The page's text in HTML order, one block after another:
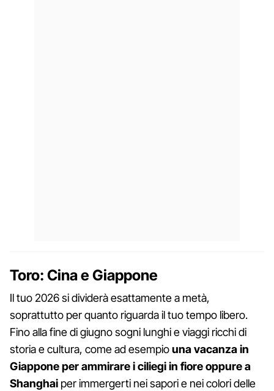
Toro: Cina e Giappone
Il tuo 2026 si dividerà esattamente a metà,
soprattutto per quanto riguarda il tuo tempo libero.
Fino alla fine di giugno sogni lunghi e viaggi ricchi di
storia e cultura, come ad esempiouna vacanza in
Giappone per ammirare i ciliegi in fiore oppure a
Shanghai per immergerti nei sapori e nei colori delle